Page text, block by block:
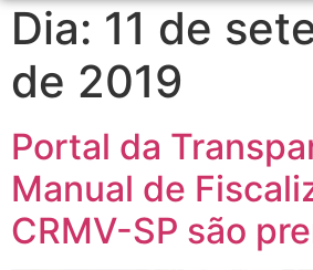
Dia: 11 de
de 2019
Portal da
Manual de
CRMV-SP são